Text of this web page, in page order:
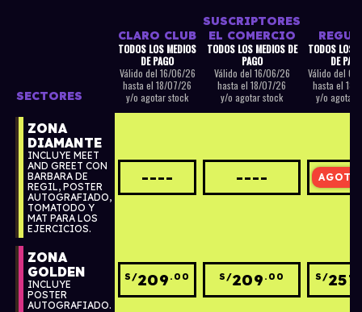
SECTORES
CLARO CLUB
TODOS LOS MEDIOS
DE PAGO
Válido del 16/06/26
hasta el 18/07/26
y/o agotar stock
SUSCRIPTORES
EL COMERCIO
TODOS LOS MEDIOS DE
PAGO
Válido del 16/06/26
hasta el 18/07/26
y/o agotar stock
TODOS LOS
DE
Válido del
hasta el 18/
y/o agotar
ZONA
DIAMANTE
INCLUYE MEET
AND GREET CON
BARBARA DE
REGIL, POSTER
AUTOGRAFIADO,
TOMATODO Y
MAT PARA LOS
EJERCICIOS.
---- ---- S/399
ZONA
GOLDEN
INCLUYE
POSTER
AUTOGRAFIADO.
S/209 .00 S/209 .00 S/257